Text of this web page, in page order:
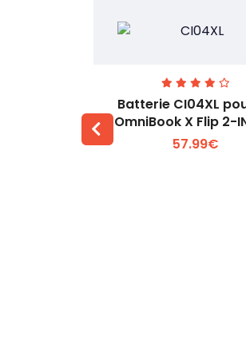
Voir plus +
Batterie CI04XL
OmniBook X Flip 2-
57.99€